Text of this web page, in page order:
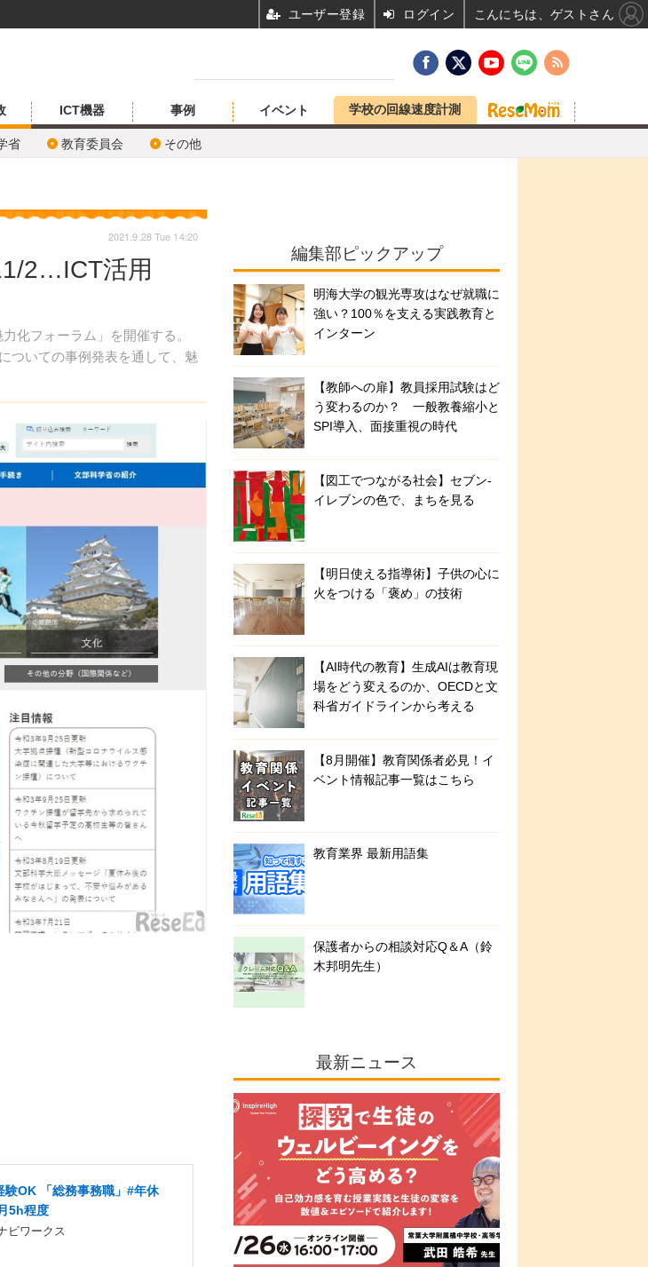
省 教育委員会 その他
ICT機器 事例 イベント 学校の回線速度計測
2…ICT活用
化フォーラム」を開催する。
ついての事例発表を通して、魅
2021.9.28 Tue 14:20
験OK 「総務事務職」#年休
5h程度
ビワークス
編集部ピックアップ
明海大学の観光専攻はなぜ就職に
強い？100％を支える実践教育と
インターン
【教師への扉】教員採用試験はど
う変わるのか？ 一般教養縮小と
SPI導入、面接重視の時代
【図工でつながる社会】セブン‐
イレブンの色で、まちを見る
【明日使える指導術】子供の心に
火をつける「褒め」の技術
【AI時代の教育】生成AIは教育現
場をどう変えるのか、OECDと文
科省ガイドラインから考える
【8月開催】教育関係者必見！イ
ベント情報記事一覧はこちら
教育業界 最新用語集
保護者からの相談対応Q＆A（鈴
木邦明先生）
最新ニュース
ユーザー登録 ログイン こんにちは、ゲストさん